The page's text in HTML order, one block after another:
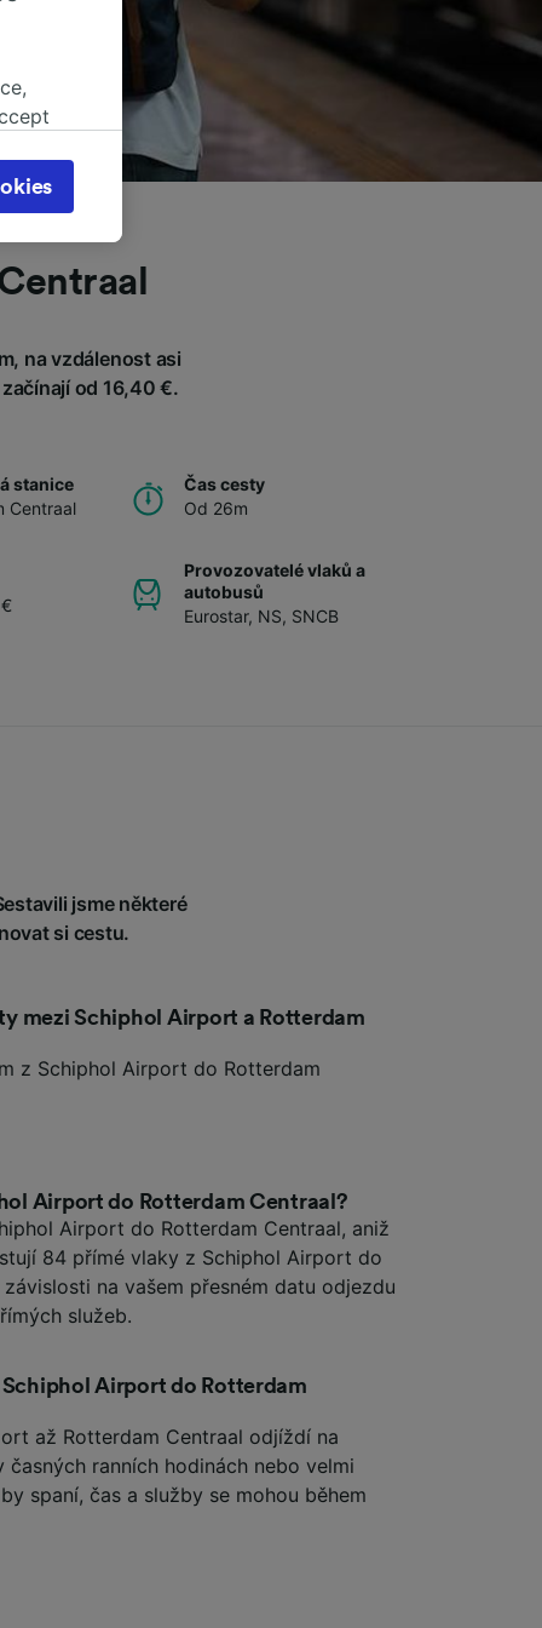
na vzdálenost asi
od 16,40 €.
stanice
Centraal
Čas cesty
Od 26m
Provozovatelé vlaků a
autobusů
Eurostar, NS, SNCB
jsme některé
si cestu.
mezi Schiphol Airport a Rotterdam
z Schiphol Airport do Rotterdam
Airport do Rotterdam Centraal?
Airport do Rotterdam Centraal, aniž
84 přímé vlaky z Schiphol Airport do
na vašem přesném datu odjezdu
služeb.
Airport do Rotterdam
až Rotterdam Centraal odjíždí na
ranních hodinách nebo velmi
spaní, čas a služby se mohou během
page.